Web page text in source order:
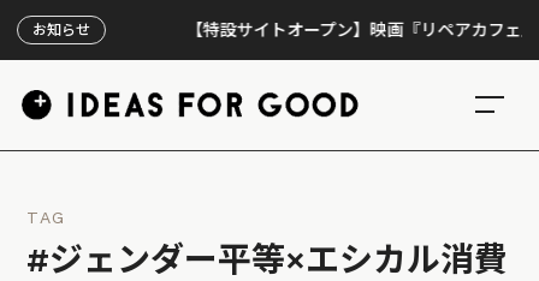
お知らせ 【特設サイトオープン】映画『リペアカフェ』、上
TAG
#ジェンダー平等×エシカル消費